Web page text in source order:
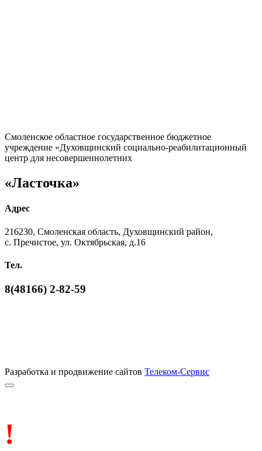
Смоленское областное государственное бюджетное
учреждение «Духовщинский социально-реабилитационный
центр для несовершеннолетних
«Ласточка»
Адрес
216230, Смоленская область, Духовщинский район,
с. Пречистое, ул. Октябрьская, д.16
Тел.
8(48166) 2-82-59
Разработка и продвижение сайтов Телеком-Сервис
!